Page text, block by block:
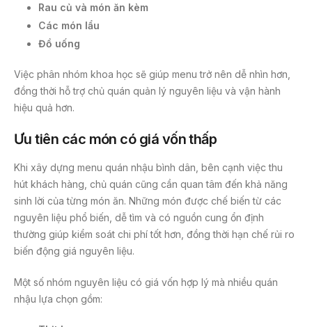
Rau củ và món ăn kèm
Các món lẩu
Đồ uống
Việc phân nhóm khoa học sẽ giúp menu trở nên dễ nhìn hơn,
đồng thời hỗ trợ chủ quán quản lý nguyên liệu và vận hành
hiệu quả hơn.
Ưu tiên các món có giá vốn thấp
Khi xây dựng menu quán nhậu bình dân, bên cạnh việc thu
hút khách hàng, chủ quán cũng cần quan tâm đến khả năng
sinh lời của từng món ăn. Những món được chế biến từ các
nguyên liệu phổ biến, dễ tìm và có nguồn cung ổn định
thường giúp kiểm soát chi phí tốt hơn, đồng thời hạn chế rủi ro
biến động giá nguyên liệu.
Một số nhóm nguyên liệu có giá vốn hợp lý mà nhiều quán
nhậu lựa chọn gồm: